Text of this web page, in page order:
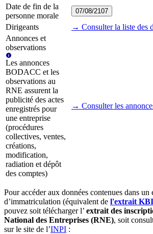
Date de fin de la
personne morale
07/08/2107
Dirigeants
→ Consulter la liste des
Annonces et
observations
Les annonces
BODACC et les
observations au
RNE assurent la
publicité des actes
enregistrés pour
une entreprise
(procédures
collectives, ventes,
créations,
modification,
radiation et dépôt
des comptes)
→ Consulter les
Pour accéder aux données contenues dans un
d’immatriculation (équivalent de l'extrait
pouvez soit télécharger l’ extrait des
National des Entreprises (RNE), soit
sur le site de l’INPI :